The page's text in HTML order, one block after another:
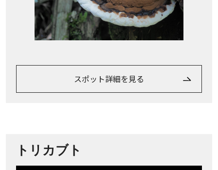
スポット詳細を見る
トリカブト